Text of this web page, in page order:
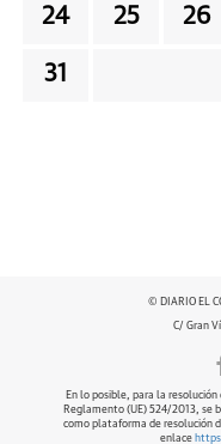
24 25 26
31
© DIARIO EL
C/ Gran
En lo posible, para la
Reglamento (UE) 524/2013, se
como plataforma de resolución
enlace